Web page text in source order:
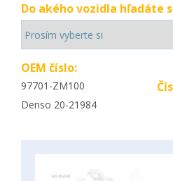
Do akého vozidla hľadáte
OEM číslo:
97701-ZM100
Denso 20-21984